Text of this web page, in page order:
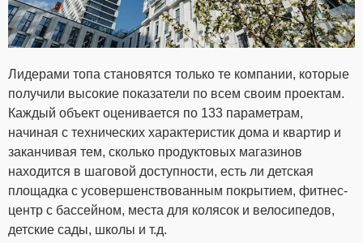
Лидерами топа становятся только те компании, которые
получили высокие показатели по всем своим проектам.
Каждый объект оценивается по 133 параметрам,
начиная с технических характеристик дома и квартир и
заканчивая тем, сколько продуктовых магазинов
находится в шаговой доступности, есть ли детская
площадка с усовершенствованным покрытием, фитнес-
центр с бассейном, места для колясок и велосипедов,
детские сады, школы и т.д.